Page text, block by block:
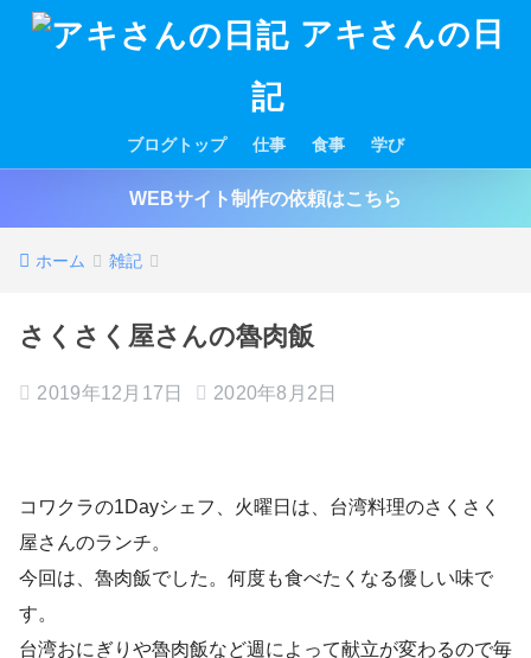
アキさんの日
記
ブログトップ 仕事 食事 学び
WEBサイト制作の依頼はこちら
ホーム 雑記
さくさく屋さんの魯肉飯
2019年12月17日 2020年8月2日
コワクラの1Dayシェフ、火曜日は、台湾料理のさくさく
屋さんのランチ。
今回は、魯肉飯でした。何度も食べたくなる優しい味で
す。
台湾おにぎりや魯肉飯など週によって献立が変わるので毎